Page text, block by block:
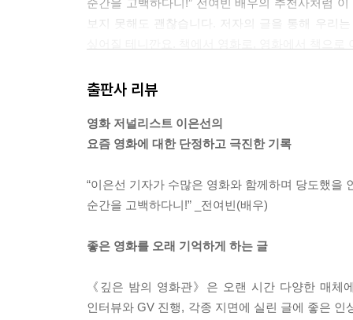
순간을 고백하다니!” 전여빈 배우의 추천사처럼
보지 못해도 괜찮습니다. 저자의 글을 통해 우리
출판사 리뷰
영화 저널리스트 이은선의
요즘 영화에 대한 단정하고 극진한 기록
“이은선 기자가 수많은 영화와 함께하며 당도했을
순간을 고백하다니!” _전여빈(배우)
좋은 영화를 오래 기억하게 하는 글
《깊은 밤의 영화관》은 오랜 시간 다양한 매체
인터뷰와 GV 진행, 각종 지면에 실린 글에 좋은